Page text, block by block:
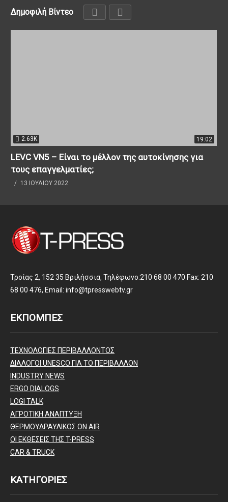
Δημοφιλή Βίντεο
2.63K 19:02
LEVC VN5 – Είναι το μέλλον της αυτοκίνησης για
τους επαγγελματίες;
13 ΙΟΥΛΊΟΥ 2022
Τροίας 2, 152 35 Βριλήσσια, Τηλέφωνο:210 68 00 470 Fax: 210
68 00 476, Email: info@tpresswebtv.gr
ΕΚΠΟΜΠΕΣ
ΤΕΧΝΟΛΟΓΙΕΣ ΠΕΡΙΒΑΛΛΟΝΤΟΣ
ΔΙΑΛΟΓΟΙ UNESCO ΓΙΑ ΤΟ ΠΕΡΙΒΑΛΛΟΝ
INDUSTRY NEWS
ERGO DIALOGS
LOGI TALK
ΑΓΡΟΤΙΚΗ ΑΝΑΠΤΥΞΗ
ΘΕΡΜΟΥΔΡΑΥΛΙΚΟΣ ΟΝ AIR
ΟΙ ΕΚΘΕΣΕΙΣ ΤΗΣ T-PRESS
CAR & TRUCK
ΚΑΤΗΓΟΡΙΕΣ